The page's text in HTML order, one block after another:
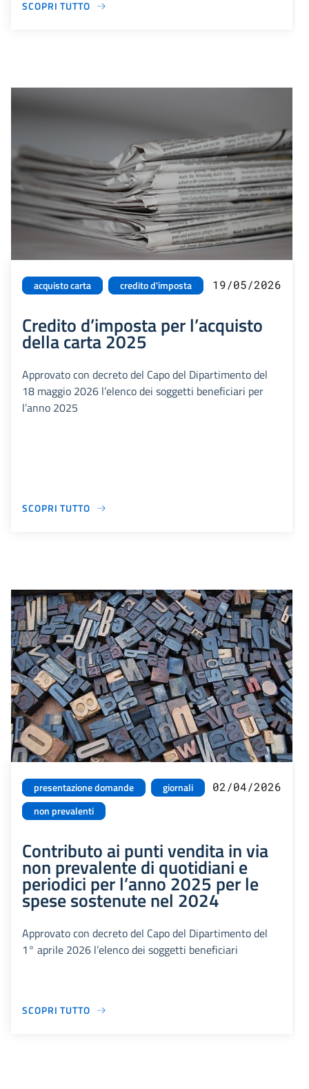
SCOPRI TUTTO
acquisto carta credito d'imposta 19/05/2026
Credito d’imposta per l’acquisto
della carta 2025
Approvato con decreto del Capo del Dipartimento del
18 maggio 2026 l’elenco dei soggetti beneficiari per
l’anno 2025
SCOPRI TUTTO
presentazione domande
giornali
non prevalenti
02/04/2026
Contributo ai punti vendita in via
non prevalente di quotidiani e
periodici per l’anno 2025 per le
spese sostenute nel 2024
Approvato con decreto del Capo del Dipartimento del
1° aprile 2026 l’elenco dei soggetti beneficiari
SCOPRI TUTTO